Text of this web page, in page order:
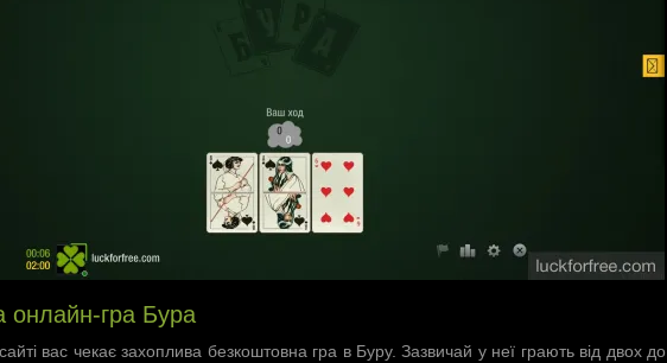
онлайн-гра Бура
вас чекає захоплива безкоштовна гра в Буру. Зазвичай у неї грають від двох до